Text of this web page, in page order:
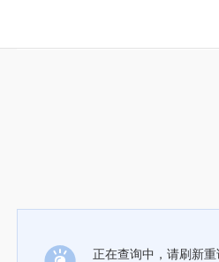
正在查询中，请刷新重